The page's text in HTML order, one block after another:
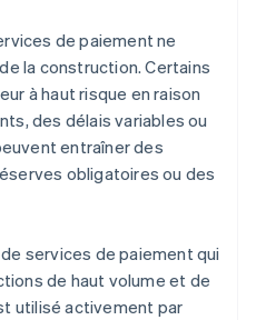
de paiement ne
la construction. Certains
à haut risque en raison
des délais variables ou
entraîner des
obligatoires ou des
services de paiement qui
de haut volume et de
utilisé activement par